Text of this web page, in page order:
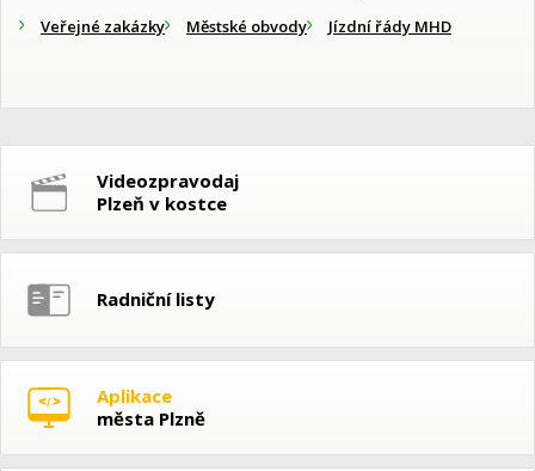
Veřejné zakázky
Městské obvody Jízdní řády MHD
Videozpravodaj
Plzeň v kostce
Radniční listy
Aplikace
města Plzně